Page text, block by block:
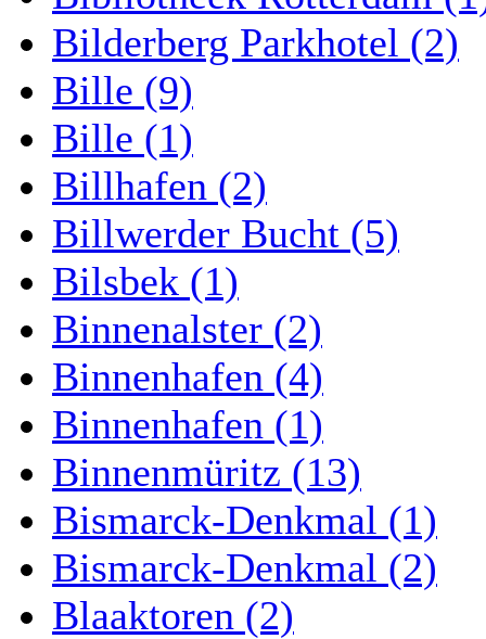
Bilderberg Parkhotel (2)
Bille (9)
Bille (1)
Billhafen (2)
Billwerder Bucht (5)
Bilsbek (1)
Binnenalster (2)
Binnenhafen (4)
Binnenhafen (1)
Binnenmüritz (13)
Bismarck-Denkmal (1)
Bismarck-Denkmal (2)
Blaaktoren (2)